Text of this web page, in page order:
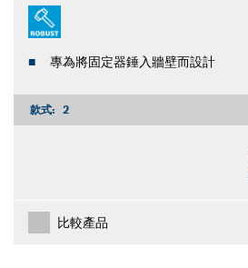
專為將固定器錘入牆壁而設計
款式: 2
比較產品